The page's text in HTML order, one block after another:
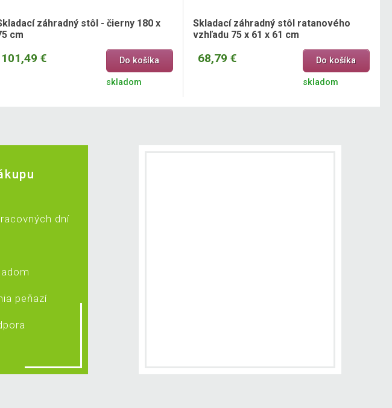
záhradný stôl - čierny 180 x
cm
101,49 € Do košíka
skladom
Skladací záhradný stôl ratanového
vzhľadu 75 x 61 x 61 cm
68,79 € Do košíka
skladom
dní
peňazí